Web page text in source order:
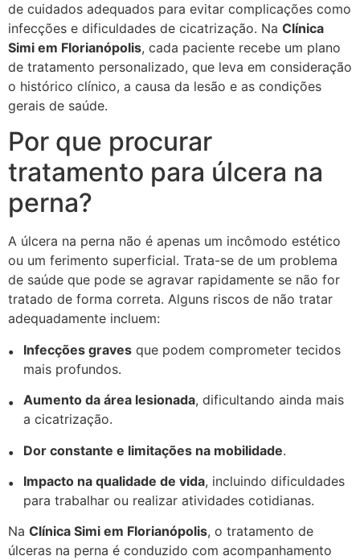
de cuidados adequados para evitar complicações como
infecções e dificuldades de cicatrização. Na Clínica
Simi em Florianópolis, cada paciente recebe um plano
de tratamento personalizado, que leva em consideração
o histórico clínico, a causa da lesão e as condições
gerais de saúde.
Por que procurar
tratamento para úlcera na
perna?
A úlcera na perna não é apenas um incômodo estético
ou um ferimento superficial. Trata-se de um problema
de saúde que pode se agravar rapidamente se não for
tratado de forma correta. Alguns riscos de não tratar
adequadamente incluem:
Infecções graves que podem comprometer tecidos
mais profundos.
Aumento da área lesionada, dificultando ainda mais
a cicatrização.
Dor constante e limitações na mobilidade.
Impacto na qualidade de vida, incluindo dificuldades
para trabalhar ou realizar atividades cotidianas.
Na Clínica Simi em Florianópolis, o tratamento de
úlceras na perna é conduzido com acompanhamento